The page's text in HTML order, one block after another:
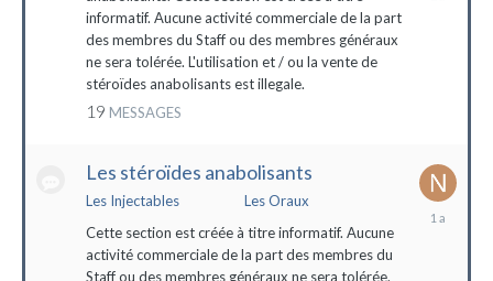
informatif. Aucune activité commerciale de la part
des membres du Staff ou des membres généraux
ne sera tolérée. L'utilisation et / ou la vente de
stéroïdes anabolisants est illegale.
19 MESSAGES
Les stéroïdes anabolisants
Les Injectables
Les Oraux
Cette section est créée à titre informatif. Aucune
activité commerciale de la part des membres du
Staff ou des membres généraux ne sera tolérée.